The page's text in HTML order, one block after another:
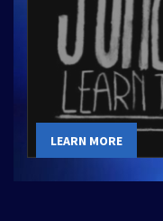
LEARN MORE